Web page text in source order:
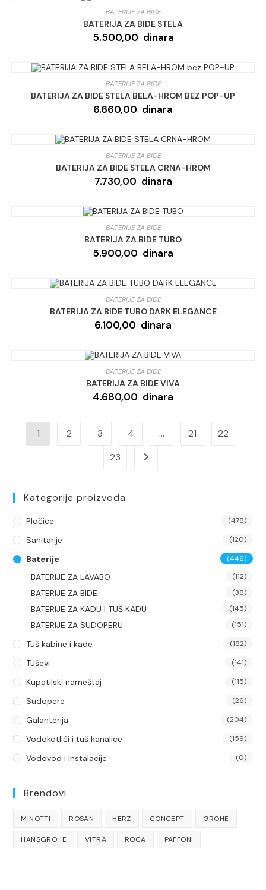
BATERIJE ZA BIDE
BATERIJA ZA BIDE STELA
5.500,00 dinara
BATERIJE ZA BIDE
BATERIJA ZA BIDE STELA BELA-HROM BEZ POP-UP
6.660,00 dinara
BATERIJE ZA BIDE
BATERIJA ZA BIDE STELA CRNA-HROM
7.730,00 dinara
BATERIJE ZA BIDE
BATERIJA ZA BIDE TUBO
5.900,00 dinara
BATERIJE ZA BIDE
BATERIJA ZA BIDE TUBO DARK ELEGANCE
6.100,00 dinara
BATERIJE ZA BIDE
BATERIJA ZA BIDE VIVA
4.680,00 dinara
1 2 3 4 … 21
22
23
Kategorije proizvoda
Pločice (478)
Sanitarije (120)
Baterije (446)
BATERIJE ZA LAVABO (112)
BATERIJE ZA BIDE (38)
BATERIJE ZA KADU I TUŠ KADU (145)
BATERIJE ZA SUDOPERU (151)
Tuš kabine i kade (182)
Tuševi (141)
Kupatilski nameštaj (115)
Sudopere (26)
Galanterija (204)
Vodokotlići i tuš kanalice (159)
Vodovod i instalacije (0)
Brendovi
MINOTTI ROSAN HERZ CONCEPT GROHE
HANSGROHE VITRA ROCA PAFFONI